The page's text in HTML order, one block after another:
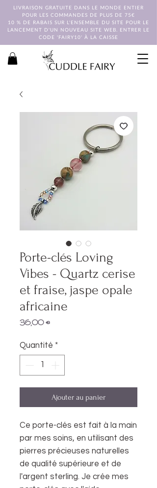
LIVRAISON GRATUITE DANS LE MONDE ENTIER
POUR LES COMMANDES DE PLUS DE 75€
10 % DE RABAIS SUR L'ENSEMBLE DU SITE POUR LE
LANCEMENT D'UN NOUVEAU SITE WEB. ENTRER LE
CODE 'FAIRY10' À LA CAISSE
Porte-clés Loving
Vibes - Quartz cerise
et fraise, jaspe opale
africaine
36,00 €Prix
Quantité *
Ajouter au panier
Ce porte-clés est fait à la main
par mes soins, en utilisant des
pierres précieuses naturelles
de qualité supérieure et de
l'argent sterling. Je crée mes